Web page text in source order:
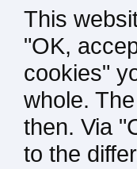
This
"OK,
cookies"
whole.
then. Via
to the